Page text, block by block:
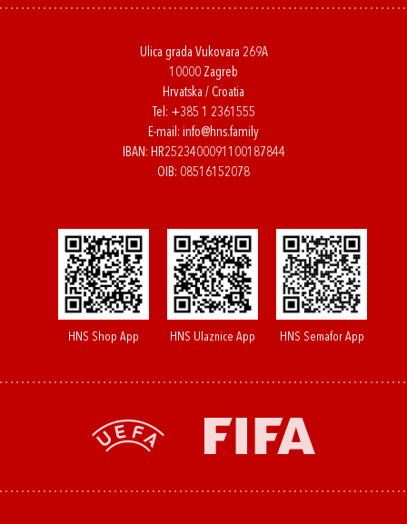
Ulica grada Vukovara 269A
10000 Zagreb
Hrvatska / Croatia
Tel: +385 1 2361555
E-mail: info@hns.family
IBAN: HR2523400091100187844
OIB: 08516152078
HNS Shop App HNS Ulaznice App HNS Semafor App